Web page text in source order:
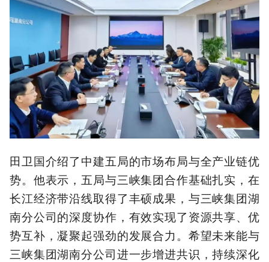
田卫国介绍了中建五局的市场布局与全产业链优
势。他表示，五局与三峡集团合作基础扎实，在
长江经济带沿线取得了丰硕成果，与三峡集团湖
南分公司的深度协作，有效实现了资源共享、优
势互补，凝聚起强劲的发展合力。希望未来能与
三峡集团湖南分公司进一步增进共识，持续深化